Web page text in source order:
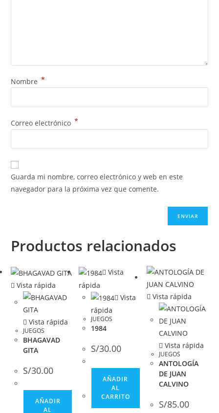
Nombre *
Correo electrónico *
Guarda mi nombre, correo electrónico y web en este
navegador para la próxima vez que comente.
Productos relacionados
Vista rápida
Vista rápida
JUEGOS
BHAGAVAD
GITA
S/30.00
AÑADIR
AL
Vista
rápida
Vista
rápida
JUEGOS
1984
S/30.00
AÑADIR
AL
CARRITO
Vista rápida
Vista rápida
JUEGOS
ANTOLOGÍA
DE JUAN
CALVINO
S/85.00